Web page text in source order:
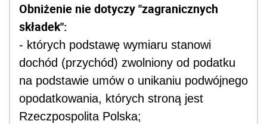
Obniżenie nie dotyczy "zagranicznych
składek":
- których podstawę wymiaru stanowi
dochód (przychód) zwolniony od podatku
na podstawie umów o unikaniu podwójnego
opodatkowania, których stroną jest
Rzeczpospolita Polska;